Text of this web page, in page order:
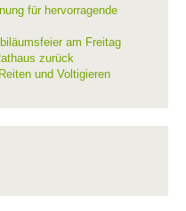
für hervorragende
am Freitag
zurück
und Voltigieren